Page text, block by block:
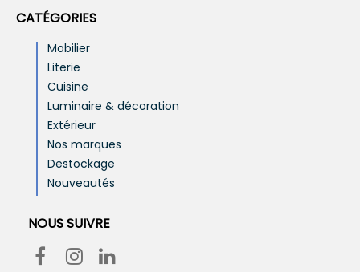
CATÉGORIES
Mobilier
Literie
Cuisine
Luminaire & décoration
Extérieur
Nos marques
Destockage
Nouveautés
NOUS SUIVRE